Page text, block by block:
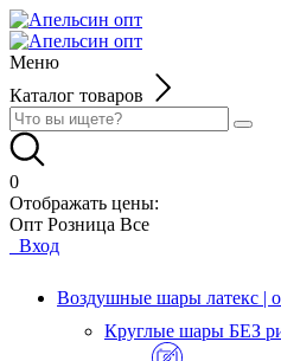
Меню
Каталог товаров
0
Отображать цены:
Опт Розница Все
Вход
Воздушные шары латекс |
Круглые шары БЕЗ